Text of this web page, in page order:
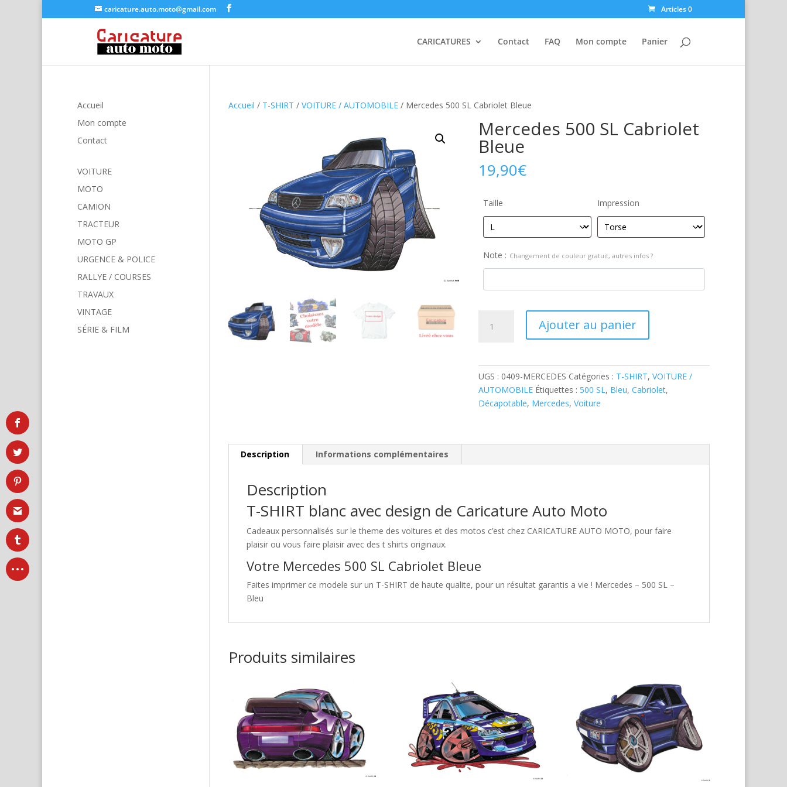
caricature.auto.moto@gmail.com Articles 0
CARICATURES Contact FAQ Mon compte Panier
Accueil / T-SHIRT / VOITURE / AUTOMOBILE/ Mercedes 500 SL Cabriolet Bleue
Mercedes 500 SL Cabriolet
Bleue
19,90€
Taille Impression
Note : Changement de couleur gratuit, autres infos ?
Bleue
Ajouter au panier
UGS : 0409-MERCEDES Catégories : T-SHIRT,VOITURE /
AUTOMOBILE Étiquettes :500 SL, Bleu,Cabriolet,
Décapotable, Mercedes,Voiture
Description Informations complémentaires
Description
T-SHIRT blanc avec design de Caricature Auto Moto
Cadeaux personnalisés sur le theme des voitures et des motos c’est chez CARICATURE AUTO MOTO, pour faire
plaisir ou vous faire plaisir avec des t shirts originaux.
Votre Mercedes 500 SL Cabriolet Bleue
Faites imprimer ce modele sur un T-SHIRT de haute qualite, pour un résultat garantis a vie ! Mercedes – 500 SL –
Bleu
Produits similaires
Accueil
Mon compte
Contact
VOITURE
MOTO
CAMION
TRACTEUR
MOTO GP
URGENCE & POLICE
RALLYE / COURSES
TRAVAUX
VINTAGE
SÉRIE & FILM